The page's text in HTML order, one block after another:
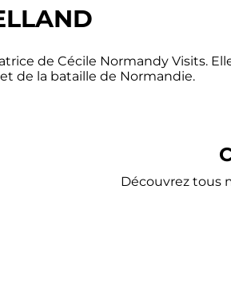
de Cécile Normandy Visits.
de la bataille de Normandie.
Découvrez tous